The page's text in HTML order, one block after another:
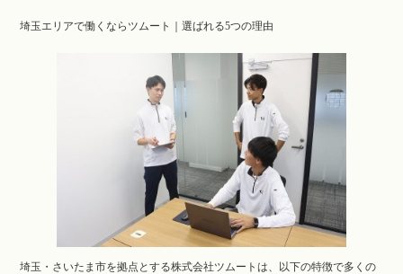
埼玉エリアで働くならツムート｜選ばれる5つの理由
埼玉・さいたま市を拠点とする株式会社ツムートは、以下の特徴で多くの